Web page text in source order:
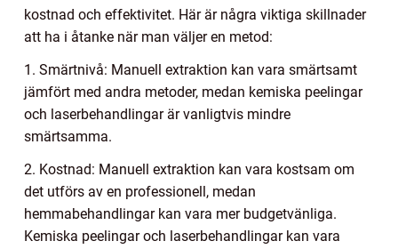
kostnad och effektivitet. Här är några viktiga skillnader
att ha i åtanke när man väljer en metod:
1. Smärtnivå: Manuell extraktion kan vara smärtsamt
jämfört med andra metoder, medan kemiska peelingar
och laserbehandlingar är vanligtvis mindre
smärtsamma.
2. Kostnad: Manuell extraktion kan vara kostsam om
det utförs av en professionell, medan
hemmabehandlingar kan vara mer budgetvänliga.
Kemiska peelingar och laserbehandlingar kan vara